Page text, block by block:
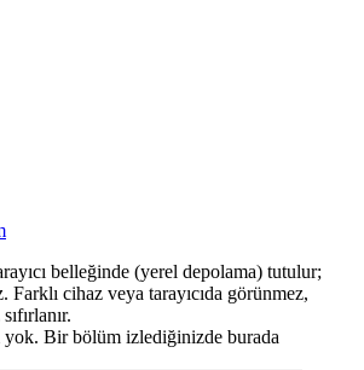
belleğinde (yerel depolama) tutulur;
Farklı cihaz veya tarayıcıda görünmez,
Bir bölüm izlediğinizde burada